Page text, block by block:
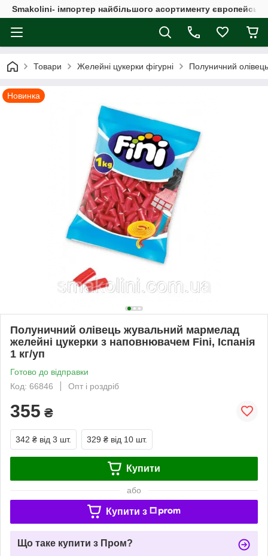
Smakolini- імпортер найбільшого асортименту
Товари Желейні цукерки фігурні Полуничний
Новинка
Полуничний олівець жувальний мармелад
желейні цукерки з наповнювачем Fini, Іспанія
1 кг/уп
Готово до відправки
Код: 66846
Опт і роздріб
355 ₴
342 ₴ від 3 шт. 329 ₴ від 10 шт.
Купити
або
Купити з
Що таке купити з Пром?